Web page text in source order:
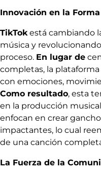
Innovación en la
TikTokestá cambiando
música y
proceso. En lugar de
completas, la
con emociones,
Como resultado, esta
en la producción
enfocan en crear
impactantes, lo cual
de una canción
La Fuerza de la